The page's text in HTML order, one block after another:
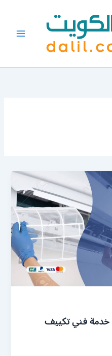
تكييف النعيم 60615556 خدمة فني تكييف